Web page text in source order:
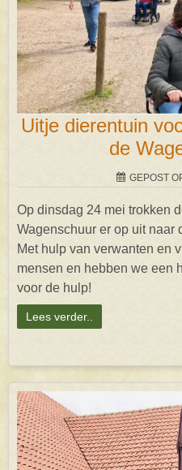
Uitje dierentuin
de
GEPOST
Op dinsdag 24 mei trokken
Wagenschuur er op uit naar
Met hulp van verwanten en
mensen en hebben we een
voor de hulp!
Lees verder..